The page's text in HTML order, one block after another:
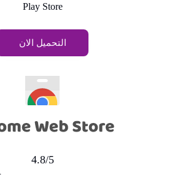
Play Store
التحميل الان
4.8/5